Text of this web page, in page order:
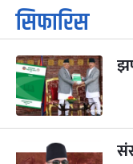
१
आइत
कार्तिक
कार्तिक १, २०८३
३
मंगल
महानवमी
कार्तिक ३, २०८३
४
कार्तिक ४, २०८३
सिफारिस